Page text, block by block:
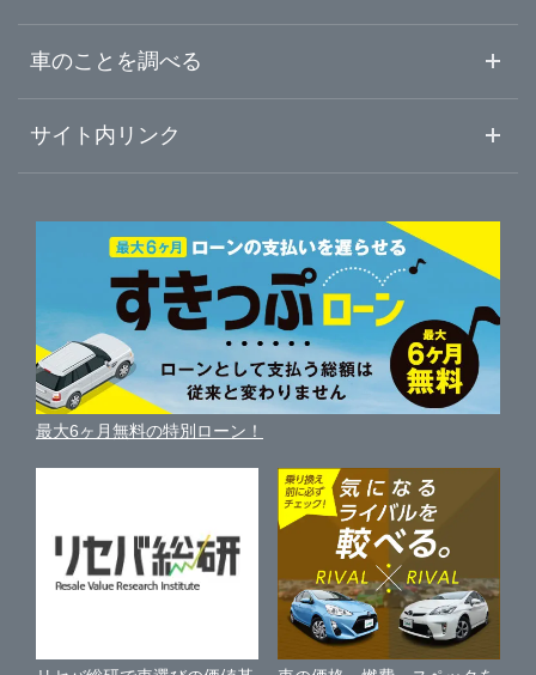
ガリバー武蔵小杉店
ガリバー16号相模原橋本店
ガリバー16号相模大野店
ガリバー16号横須賀中央店
ガリバー平塚店
横浜市都筑区
川崎市中原区
相模原市緑区
相模原市中央区
相模原市南区
横須賀市
平塚市
東京都
神奈川県
初めての中古車購入ガイド
中古車人気ランキング
自動車ローンを調べる
ガリバーの自動車ローン
車買い替えの基礎知識
近くのお店で車を探す
車査定・車買取ならガリバー
ガリバーの査定が選ばれる理由
車を売る時よくある質問
便利な査定サービス
中古車買取相場（毎月更新）
車の個人売買ガイド
車のことを調べる
車初心者まとめ
新車・中古車カタログ
車の燃費を調べる
車種別クチコミ
車比較サイト
サイト内リンク
サイトマップ
サイトの使用条件
利用規約
保険代理店業務に関する基本方針
古物営業法に基づく表示
最大6ヶ月無料の特別ローン！